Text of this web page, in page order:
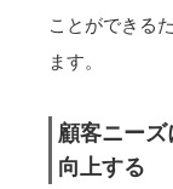
ことができる
ます。
顧客ニー
向上する